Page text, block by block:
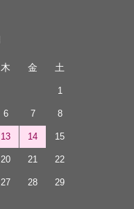
木 金 土
1
6 7 8
13 14 15
20 21 22
27 28 29